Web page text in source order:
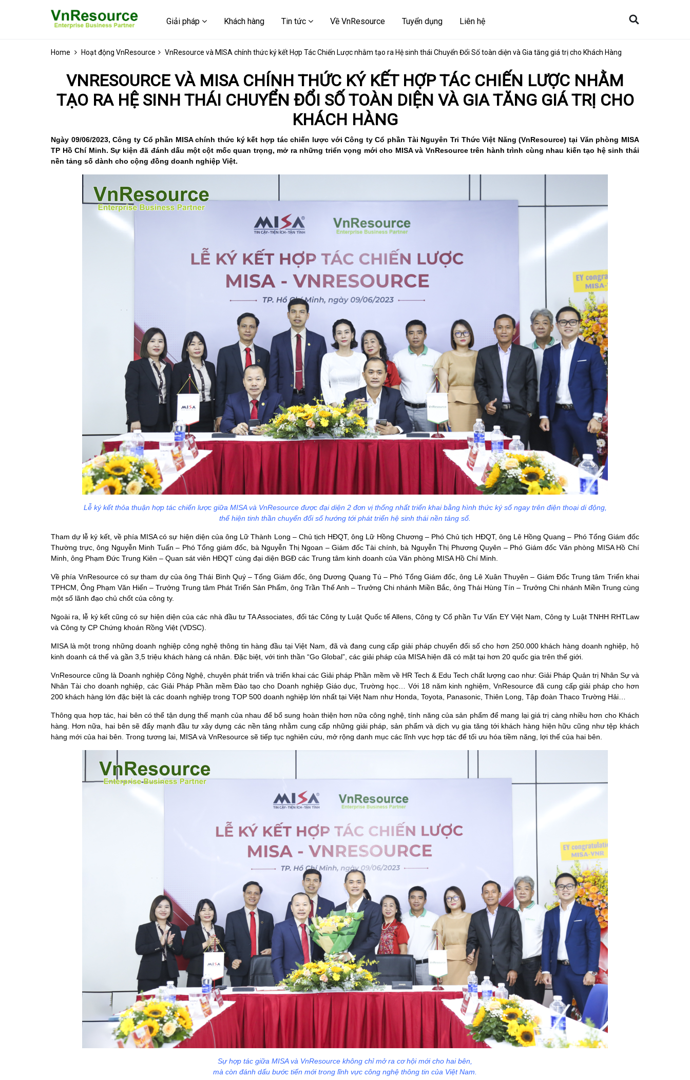
Giải pháp Khách hàng Tin tức Về VnResource Tuyển dụng Liên hệ
Home Hoạt động VnResource VnResource và MISA chính thức ký kết Hợp Tác Chiến Lược nhằm tạo ra Hệ sinh thái Chuyển Đổi Số toàn diện và Gia tăng giá trị cho Khách Hàng
VNRESOURCE VÀ MISA CHÍNH THỨC KÝ KẾT HỢP TÁC CHIẾN LƯỢC NHẰM
TẠO RA HỆ SINH THÁI CHUYỂN ĐỔI SỐ TOÀN DIỆN VÀ GIA TĂNG GIÁ TRỊ CHO
KHÁCH HÀNG
Ngày 09/06/2023, Công ty Cổ phần MISA chính thức ký kết hợp tác chiến lược với Công ty Cổ phần Tài Nguyên Tri Thức Việt Năng (VnResource) tại Văn phòng MISA
TP Hồ Chí Minh. Sự kiện đã đánh dấu một cột mốc quan trọng, mở ra những triển vọng mới cho MISA và VnResource trên hành trình cùng nhau kiến tạo hệ sinh thái
nền tảng số dành cho cộng đồng doanh nghiệp Việt.
Lễ ký kết thỏa thuận hợp tác chiến lược giữa MISA và VnResource được đại diện 2 đơn vị thống nhất triển khai bằng hình thức ký số ngay trên điện thoại di động,
thể hiện tinh thần chuyển đổi số hướng tới phát triển hệ sinh thái nền tảng số.
Tham dự lễ ký kết, về phía MISA có sự hiện diện của ông Lữ Thành Long – Chủ tịch HĐQT, ông Lữ Hồng Chương – Phó Chủ tịch HĐQT, ông Lê Hồng Quang – Phó Tổng Giám đốc
Thường trực, ông Nguyễn Minh Tuấn – Phó Tổng giám đốc, bà Nguyễn Thị Ngoan – Giám đốc Tài chính, bà Nguyễn Thị Phương Quyên – Phó Giám đốc Văn phòng MISA Hồ Chí
Minh, ông Phạm Đức Trung Kiên – Quan sát viên HĐQT cùng đại diện BGĐ các Trung tâm kinh doanh của Văn phòng MISA Hồ Chí Minh.
Về phía VnResource có sự tham dự của ông Thái Bình Quý – Tổng Giám đốc, ông Dương Quang Tú – Phó Tổng Giám đốc, ông Lê Xuân Thuyên – Giám Đốc Trung tâm Triển khai
TPHCM, Ông Phạm Văn Hiển – Trưởng Trung tâm Phát Triển Sản Phẩm, ông Trần Thế Anh – Trưởng Chi nhánh Miền Bắc, ông Thái Hùng Tín – Trưởng Chi nhánh Miền Trung cùng
một số lãnh đạo chủ chốt của công ty.
Ngoài ra, lễ ký kết cũng có sự hiện diện của các nhà đầu tư TA Associates, đối tác Công ty Luật Quốc tế Allens, Công ty Cổ phần Tư Vấn EY Việt Nam, Công ty Luật TNHH RHTLaw
và Công ty CP Chứng khoán Rồng Việt (VDSC).
MISA là một trong những doanh nghiệp công nghệ thông tin hàng đầu tại Việt Nam, đã và đang cung cấp giải pháp chuyển đổi số cho hơn 250.000 khách hàng doanh nghiệp, hộ
kinh doanh cá thể và gần 3,5 triệu khách hàng cá nhân. Đặc biệt, với tinh thần “Go Global”, các giải pháp của MISA hiện đã có mặt tại hơn 20 quốc gia trên thế giới.
VnResource cũng là Doanh nghiệp Công Nghệ, chuyên phát triển và triển khai các Giải pháp Phần mềm về HR Tech & Edu Tech chất lượng cao như: Giải Pháp Quản trị Nhân Sự và
Nhân Tài cho doanh nghiệp, các Giải Pháp Phần mềm Đào tạo cho Doanh nghiệp Giáo dục, Trường học… Với 18 năm kinh nghiệm, VnResource đã cung cấp giải pháp cho hơn
200 khách hàng lớn đặc biệt là các doanh nghiệp trong TOP 500 doanh nghiệp lớn nhất tại Việt Nam như Honda, Toyota, Panasonic, Thiên Long, Tập đoàn Thaco Trường Hải…
Thông qua hợp tác, hai bên có thể tận dụng thế mạnh của nhau để bổ sung hoàn thiện hơn nữa công nghệ, tính năng của sản phẩm để mang lại giá trị càng nhiều hơn cho Khách
hàng. Hơn nữa, hai bên sẽ đẩy mạnh đầu tư xây dựng các nền tảng nhằm cung cấp những giải pháp, sản phẩm và dịch vụ gia tăng tới khách hàng hiện hữu cũng như tệp khách
hàng mới của hai bên. Trong tương lai, MISA và VnResource sẽ tiếp tục nghiên cứu, mở rộng danh mục các lĩnh vực hợp tác để tối ưu hóa tiềm năng, lợi thế của hai bên.
Sự hợp tác giữa MISA và VnResource không chỉ mở ra cơ hội mới cho hai bên,
mà còn đánh dấu bước tiến mới trong lĩnh vực công nghệ thông tin của Việt Nam.